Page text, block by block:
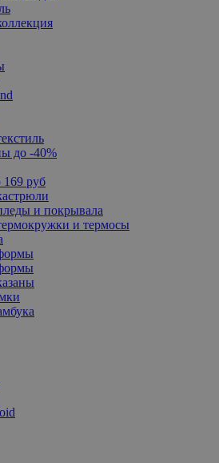
до -40%
169 руб
и покрывала
и термосы